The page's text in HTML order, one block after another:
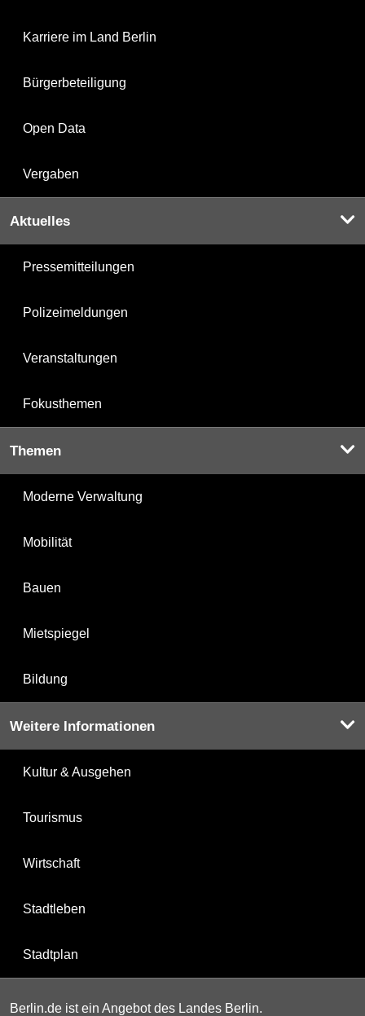
Karriere im Land Berlin
Bürgerbeteiligung
Open Data
Vergaben
Aktuelles
Pressemitteilungen
Polizeimeldungen
Veranstaltungen
Fokusthemen
Themen
Moderne Verwaltung
Mobilität
Bauen
Mietspiegel
Bildung
Weitere Informationen
Kultur & Ausgehen
Tourismus
Wirtschaft
Stadtleben
Stadtplan
Berlin.de ist ein Angebot des Landes Berlin.